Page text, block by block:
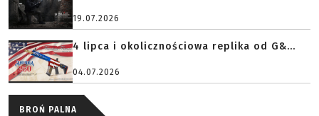
19.07.2026
4 lipca i okolicznościowa replika od G&...
04.07.2026
BROŃ PALNA